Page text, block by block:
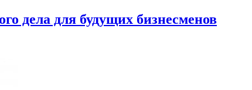
дела для будущих бизнесменов